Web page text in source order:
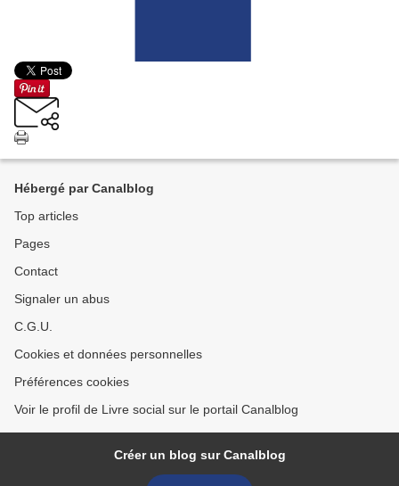
Hébergé par Canalblog
Top articles
Pages
Contact
Signaler un abus
C.G.U.
Cookies et données personnelles
Préférences cookies
Voir le profil de Livre social sur le portail Canalblog
Créer un blog sur Canalblog